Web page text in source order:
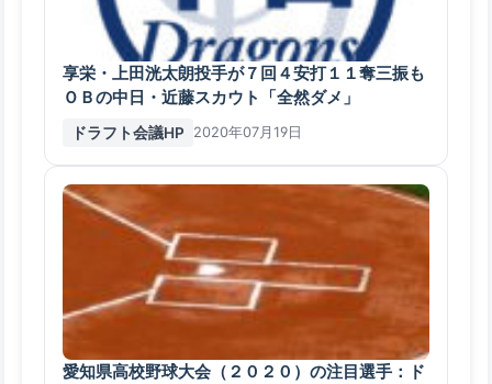
享栄・上田洸太朗投手が７回４安打１１奪三振も
ＯＢの中日・近藤スカウト「全然ダメ」
ドラフト会議HP 2020年07月19日
愛知県高校野球大会（２０２０）の注目選手：ド